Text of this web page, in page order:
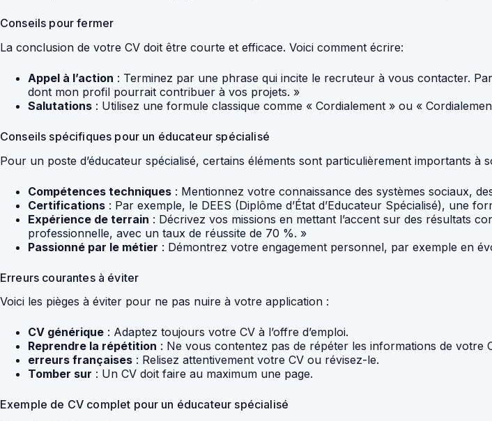
Conseils pour fermer
La conclusion de votre CV doit être courte et efficace. Voici comment écrire:
Appel à l’action : Terminez par une phrase qui incite le recruteur à vous contacter.
dont mon profil pourrait contribuer à vos projets. »
Salutations : Utilisez une formule classique comme « Cordialement » ou «
Conseils spécifiques pour un éducateur spécialisé
Pour un poste d’éducateur spécialisé, certains éléments sont particulièrement importants à
Compétences techniques : Mentionnez votre connaissance des systèmes sociaux,
Certifications : Par exemple, le DEES (Diplôme d’État d’Educateur Spécialisé), une
Expérience de terrain : Décrivez vos missions en mettant l’accent sur des résultats
professionnelle, avec un taux de réussite de 70 %. »
Passionné par le métier : Démontrez votre engagement personnel, par exemple en
Erreurs courantes à éviter
Voici les pièges à éviter pour ne pas nuire à votre application :
CV générique : Adaptez toujours votre CV à l’offre d’emploi.
Reprendre la répétition : Ne vous contentez pas de répéter les informations de votre
erreurs françaises : Relisez attentivement votre CV ou révisez-le.
Tomber sur : Un CV doit faire au maximum une page.
Exemple de CV complet pour un éducateur spécialisé